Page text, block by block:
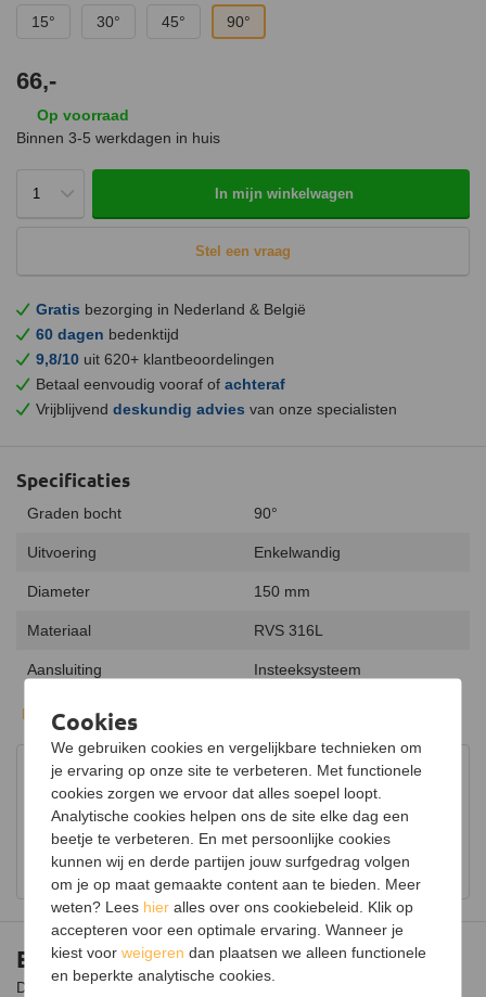
15°
30° 45° 90°
66,-
Op voorraad
Binnen 3-5 werkdagen in huis
In mijn winkelwagen
Stel een vraag
Gratis bezorging in Nederland & België
60 dagen bedenktijd
9,8/10 uit 620+ klantbeoordelingen
Betaal eenvoudig vooraf of achteraf
Vrijblijvend deskundig advies van onze specialisten
Enkelwandige RVS bocht Ø150mm – 90°
De enkelwandige RVS bocht maakt deel uit van het rookkanaal
Advies in onze showroom
Bezoek onze showroom voor uitgebreid advies over
houtkachels.
Bekijk showroom en maak een afspraak
Specificaties
Graden bocht 90°
Uitvoering Enkelwandig
Diameter 150 mm
Materiaal RVS 316L
Aansluiting Insteeksysteem
Keurmerk CE
Certificering EN-1856-2:2009
Bekijk alle specificaties
Cookies
We gebruiken cookies en vergelijkbare technieken om
je ervaring op onze site te verbeteren. Met functionele
cookies zorgen we ervoor dat alles soepel loopt.
Analytische cookies helpen ons de site elke dag een
beetje te verbeteren. En met persoonlijke cookies
kunnen wij en derde partijen jouw surfgedrag volgen
om je op maat gemaakte content aan te bieden. Meer
weten? Lees hier alles over ons cookiebeleid. Klik op
accepteren voor een optimale ervaring. Wanneer je
kiest voorweigeren dan plaatsen we alleen functionele
en beperkte analytische cookies.